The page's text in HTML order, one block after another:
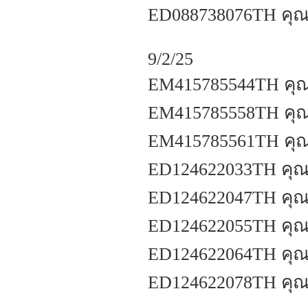
ED088738076TH
9/2/25
EM415785544TH
EM415785558TH
EM415785561TH
ED124622033TH
ED124622047TH
ED124622055TH
ED124622064TH
ED124622078TH